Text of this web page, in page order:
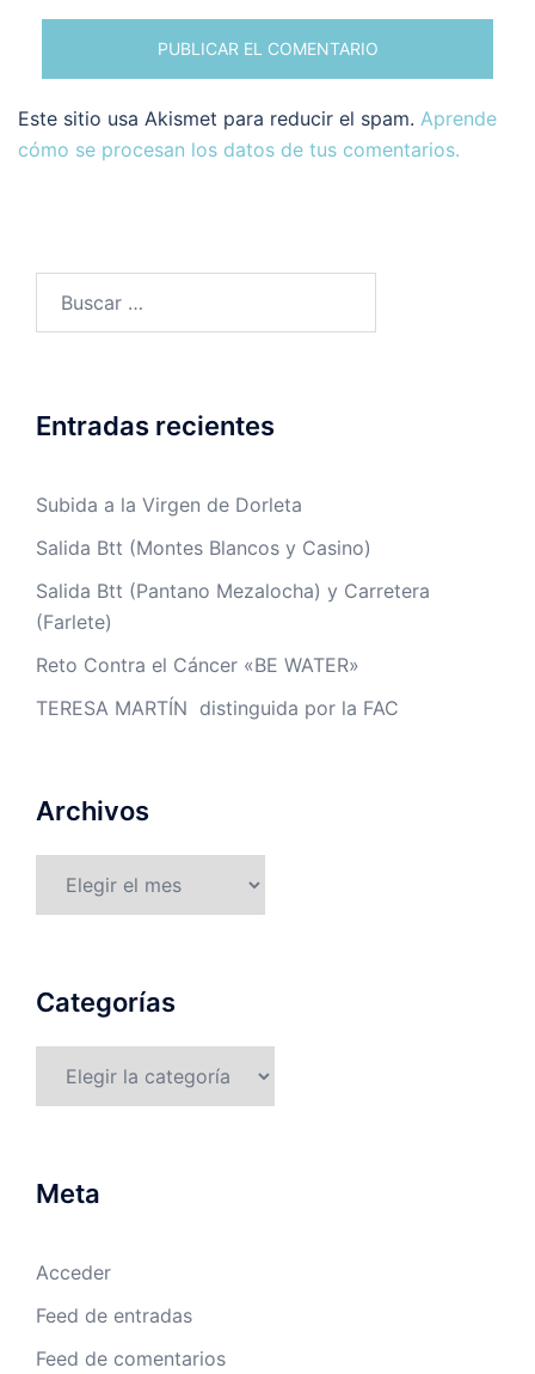
Este sitio usa Akismet para reducir el spam. Aprende
cómo se procesan los datos de tus comentarios.
Entradas recientes
Subida a la Virgen de Dorleta
Salida Btt (Montes Blancos y Casino)
Salida Btt (Pantano Mezalocha) y Carretera
(Farlete)
Reto Contra el Cáncer «BE WATER»
TERESA MARTÍN distinguida por la FAC
Archivos
Categorías
Meta
Acceder
Feed de entradas
Feed de comentarios